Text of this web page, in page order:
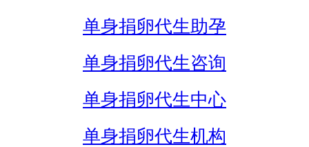
单身捐卵代生助孕
单身捐卵代生咨询
单身捐卵代生中心
单身捐卵代生机构